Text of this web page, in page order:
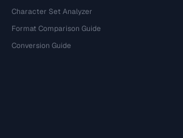
Character Set Analyzer
Format Comparison Guide
Conversion Guide